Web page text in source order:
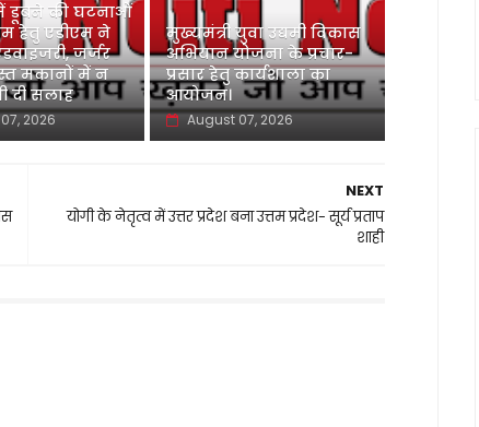
डूबने की घटनाओं
हेतु एडीएम ने
जर्जर
मकानों में न
दी सलाह
2026
मुख्यमंत्री युवा उद्यमी विकास
अभियान योजना के प्रचार-
प्रसार हेतु कार्यशाला का
आयोजन।
August 07, 2026
NEXT
योगी के नेतृत्व में उत्तर प्रदेश बना उत्तम प्रदेश- सूर्य प्रताप
शाही